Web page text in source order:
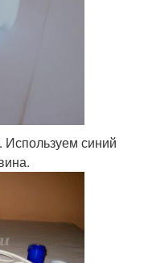
Используем синий